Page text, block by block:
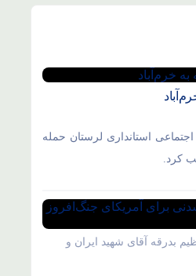
استانداری لرستان حمله
کرد.
بدرقه آقای شهید ایران و